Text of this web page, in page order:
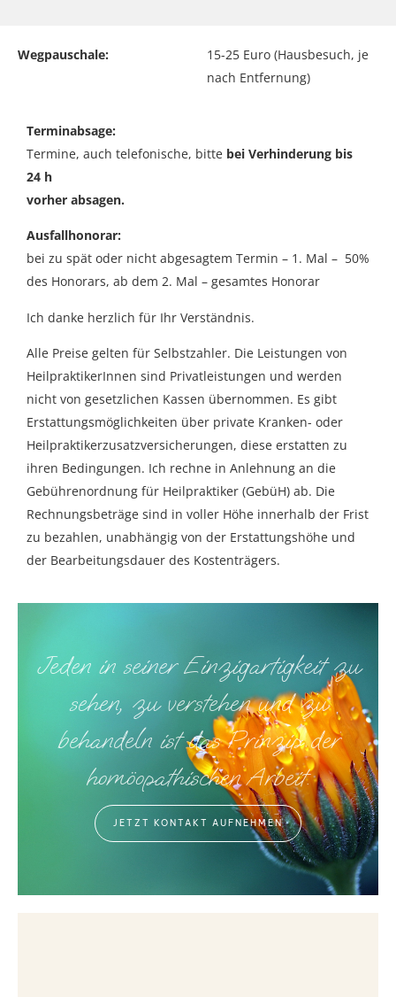
Wegpauschale:
15-25 Euro (Hausbesuch, je
nach Entfernung)
Terminabsage:
Termine, auch telefonische, bitte bei Verhinderung bis
24 h
vorher absagen.
Ausfallhonorar:
bei zu spät oder nicht abgesagtem Termin – 1. Mal – 50%
des Honorars, ab dem 2. Mal – gesamtes Honorar
Ich danke herzlich für Ihr Verständnis.
Alle Preise gelten für Selbstzahler. Die Leistungen von
HeilpraktikerInnen sind Privatleistungen und werden
nicht von gesetzlichen Kassen übernommen. Es gibt
Erstattungsmöglichkeiten über private Kranken- oder
Heilpraktikerzusatzversicherungen, diese erstatten zu
ihren Bedingungen. Ich rechne in Anlehnung an die
Gebührenordnung für Heilpraktiker (GebüH) ab. Die
Rechnungsbeträge sind in voller Höhe innerhalb der Frist
zu bezahlen, unabhängig von der Erstattungshöhe und
der Bearbeitungsdauer des Kostenträgers.
Jeden in seiner Einzigartigkeit zu
sehen, zu verstehen und zu
behandeln ist das Prinzip der
homöopathischen Arbeit.
JETZT KONTAKT AUFNEHMEN